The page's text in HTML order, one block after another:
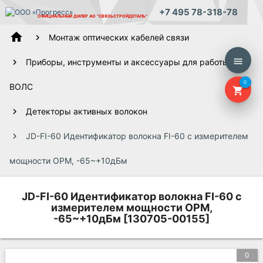
ОФИЦИАЛЬНЫЙ ДИЛЕР АО "СВЯЗЬСТРОЙДЕТАЛЬ" +7 495 78-318-78
menu
shopping_cart
0
home Монтаж оптических кабелей связи
Приборы, инструменты и аксессуары для работы
ВОЛС
Детекторы активных волокон
JD-FI-60 Идентификатор волокна FI-60 с измерителем
мощности OPM, -65~+10дБм
JD-FI-60 Идентификатор волокна FI-60 с
измерителем мощности OPM,
-65~+10дБм [130705-00155]
0